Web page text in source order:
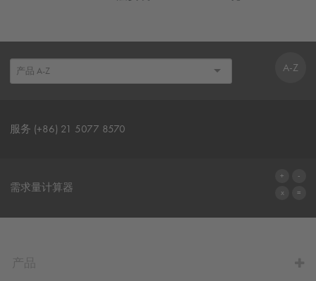
A-Z
服务 (+86) 21 5077 8570
需求量计算器